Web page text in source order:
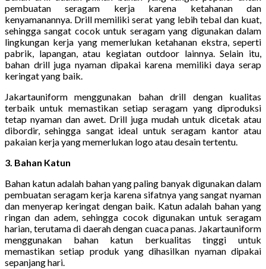
pembuatan seragam kerja karena ketahanan dan
kenyamanannya. Drill memiliki serat yang lebih tebal dan kuat,
sehingga sangat cocok untuk seragam yang digunakan dalam
lingkungan kerja yang memerlukan ketahanan ekstra, seperti
pabrik, lapangan, atau kegiatan outdoor lainnya. Selain itu,
bahan drill juga nyaman dipakai karena memiliki daya serap
keringat yang baik.
Jakartauniform menggunakan bahan drill dengan kualitas
terbaik untuk memastikan setiap seragam yang diproduksi
tetap nyaman dan awet. Drill juga mudah untuk dicetak atau
dibordir, sehingga sangat ideal untuk seragam kantor atau
pakaian kerja yang memerlukan logo atau desain tertentu.
3. Bahan Katun
Bahan katun adalah bahan yang paling banyak digunakan dalam
pembuatan seragam kerja karena sifatnya yang sangat nyaman
dan menyerap keringat dengan baik. Katun adalah bahan yang
ringan dan adem, sehingga cocok digunakan untuk seragam
harian, terutama di daerah dengan cuaca panas. Jakartauniform
menggunakan bahan katun berkualitas tinggi untuk
memastikan setiap produk yang dihasilkan nyaman dipakai
sepanjang hari.